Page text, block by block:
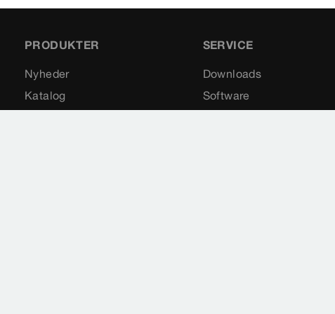
PRODUKTER
Nyheder
Katalog
SERVICE
Downloads
Software